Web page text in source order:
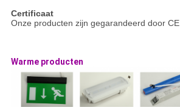
Certificaat
Onze producten zijn gegarandeerd door
Warme producten